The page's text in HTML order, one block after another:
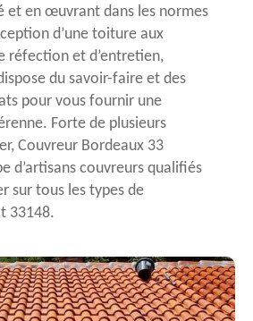
et en œuvrant dans les normes
d’une toiture aux
réfection et d’entretien,
du savoir-faire et des
pour vous fournir une
Forte de plusieurs
Couvreur Bordeaux 33
d’artisans couvreurs qualifiés
sur tous les types de
33148.